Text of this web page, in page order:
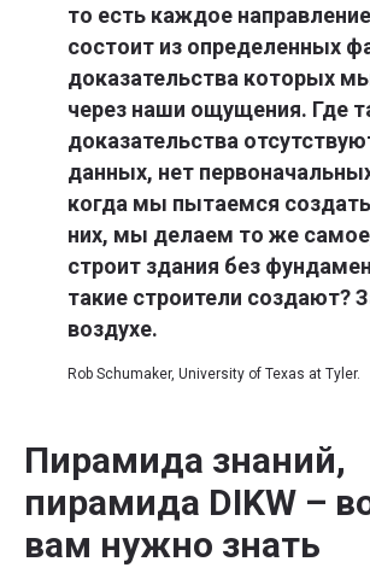
то есть каждое
состоит из определенных
доказательства которых
через наши ощущения. Где
доказательства
данных, нет
когда мы пытаемся создать
них, мы делаем то же
строит здания без
такие строители создают?
воздухе.
Rob Schumaker, University of Texas at Tyler.
Пирамида знаний,
пирамида DIKW –
вам нужно знать